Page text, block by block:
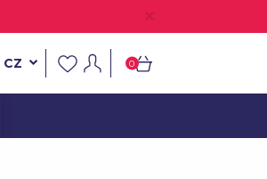
CZ 0